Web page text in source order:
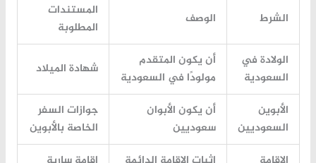
الشرط الوصف
المستندات
المطلوبة
الولادة في
السعودية
أن يكون المتقدم
مولودًا في السعودية
شهادة الميلاد
الأبوين
السعوديين
أن يكون الأبوان
سعوديين
جوازات السفر
الخاصة بالأبوين